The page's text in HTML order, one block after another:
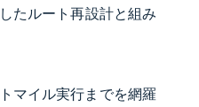
たルート再設計と組み
マイル実行までを網羅